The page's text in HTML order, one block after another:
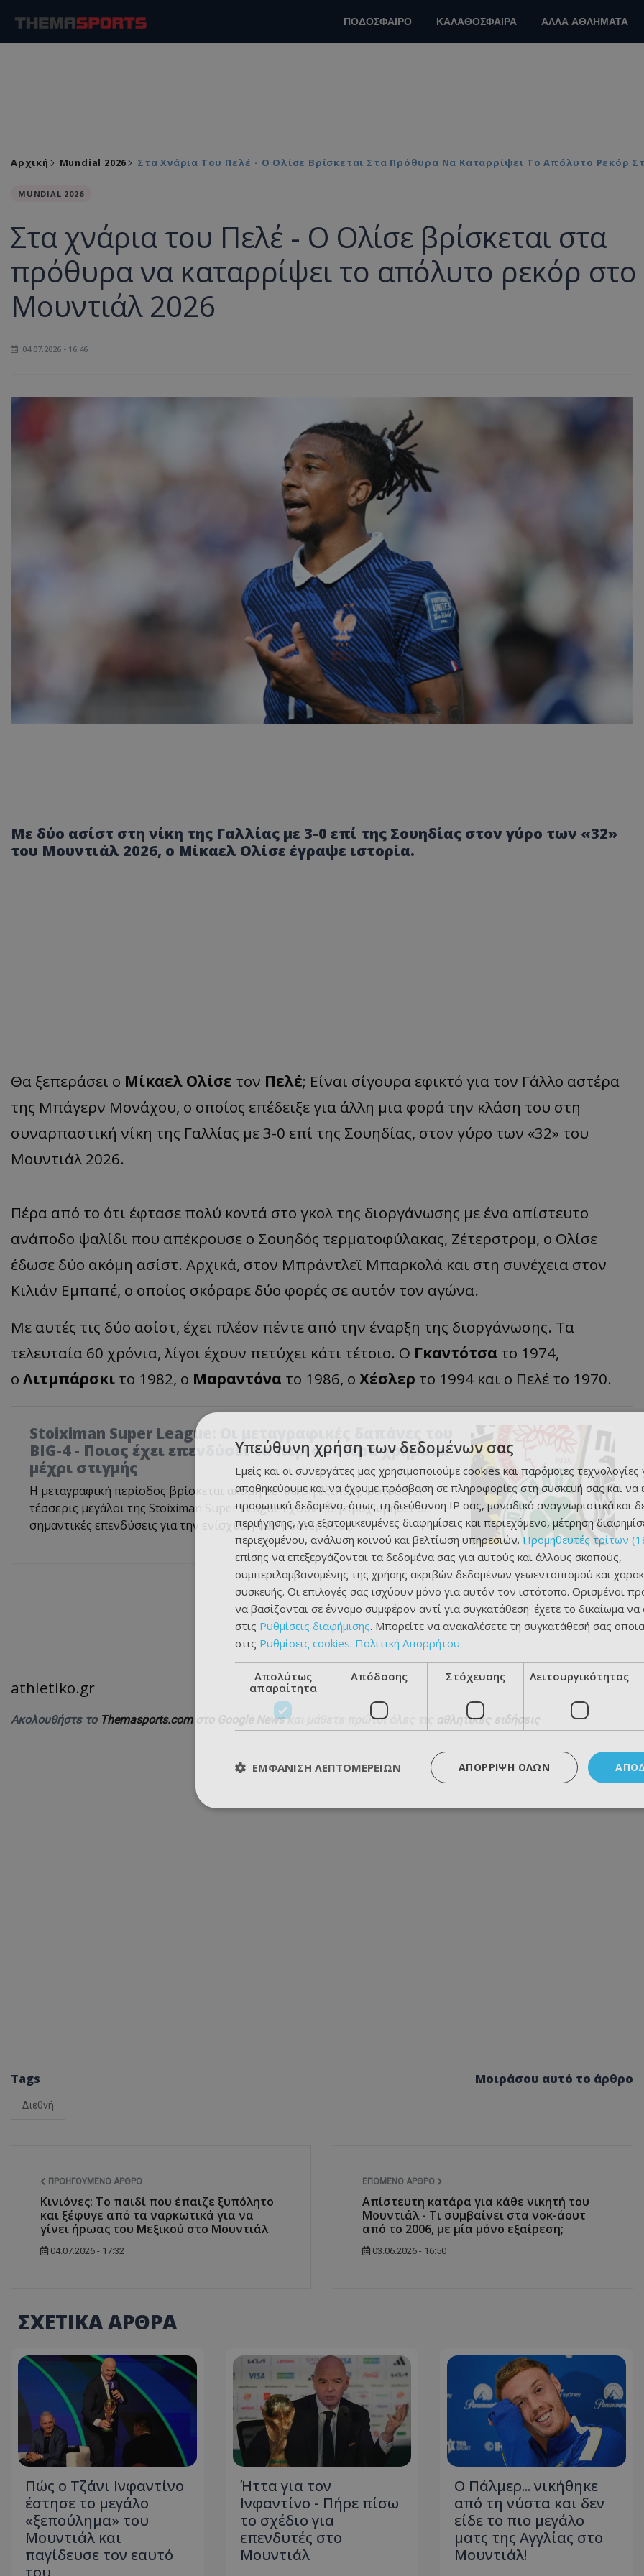
ΠΟΔΟΣΦΑΙΡΟ ΚΑΛΑΘΟΣΦΑΙΡΑ ΑΛΛΑ ΑΘΛΗΜΑΤΑ
Αρχική Mundial 2026 Στα Χνάρια Του Πελέ - Ο Ολίσε Βρίσκεται Στα Πρόθυρα Να Καταρρίψει Το Απόλυτο Ρεκόρ
MUNDIAL 2026
Στα χνάρια του Πελέ - Ο Ολίσε βρίσκεται στα
πρόθυρα να καταρρίψει το απόλυτο ρεκόρ στο
Μουντιάλ 2026
04.07.2026 - 16:46
Με δύο ασίστ στη νίκη της Γαλλίας με 3-0 επί της Σουηδίας στον γύρο των «32»
του Μουντιάλ 2026, ο Μίκαελ Ολίσε έγραψε ιστορία.
Θα ξεπεράσει ο Μίκαελ Ολίσε τον Πελέ; Είναι σίγουρα εφικτό για τον Γάλλο αστέρα
της Μπάγερν Μονάχου, ο οποίος επέδειξε για άλλη μια φορά την κλάση του στη
συναρπαστική νίκη της Γαλλίας με 3-0 επί της Σουηδίας, στον γύρο των «32» του
Μουντιάλ 2026.
Πέρα από το ότι έφτασε πολύ κοντά στο γκολ της διοργάνωσης με ένα απίστευτο
ανάποδο ψαλίδι που απέκρουσε ο Σουηδός τερματοφύλακας, Ζέτερστρομ, ο Ολίσε
έδωσε δύο ακόμη ασίστ. Αρχικά, στον Μπράντλεϊ Μπαρκολά και στη συνέχεια στον
Κιλιάν Εμπαπέ, ο οποίος σκόραρε δύο φορές σε αυτόν τον αγώνα.
Με αυτές τις δύο ασίστ, έχει πλέον πέντε από την έναρξη της διοργάνωσης. Τα
τελευταία 60 χρόνια, λίγοι έχουν πετύχει κάτι τέτοιο. Ο Γκαντότσα το 1974,
ο Λιτμπάρσκι το 1982, ο Μαραντόνα το 1986, ο Χέσλερ το 1994 και ο Πελέ το 1970.
Stoiximan Super League: Οι μεταγραφικές δαπάνες του
BIG-4 - Ποιος έχει επενδύσει τα περισσότερα χρήματα
μέχρι στιγμής
Η μεταγραφική περίοδος βρίσκεται ακόμη σε πλήρη εξέλιξη, ωστόσο οι
τέσσερις μεγάλοι της Stoiximan Super League έχουν ήδη προχωρήσει σε
σημαντικές επενδύσεις για την ενίσχυση των ρόστερ τους.
athletiko.gr
Ακολουθήστε το Themasports.com στο Google Newsκαι μάθετε πρώτοι όλες τις αθλητικές ειδήσεις
Tags
Διεθνή
Μοιράσου αυτό το άρθρο
ΠΡΟΗΓΟΎΜΕΝΟ ΆΡΘΡΟ
Κινιόνες: Το παιδί που έπαιζε ξυπόλητο
και ξέφυγε από τα ναρκωτικά για να
γίνει ήρωας του Μεξικού στο Μουντιάλ
04.07.2026 - 17:32
ΕΠΌΜΕΝΟ ΆΡΘΡΟ
Απίστευτη κατάρα για κάθε νικητή του
Μουντιάλ - Τι συμβαίνει στα νοκ-άουτ
από το 2006, με μία μόνο εξαίρεση;
03.06.2026 - 16:50
ΣΧΕΤΙΚΑ ΑΡΘΡΑ
Πώς ο Τζάνι Ινφαντίνο
έστησε το μεγάλο
«ξεπούλημα» του
Μουντιάλ και
παγίδευσε τον εαυτό
Ήττα για τον
Ινφαντίνο - Πήρε πίσω
το σχέδιο για
επενδυτές στο
Μουντιάλ
Ο Πάλμερ... νικήθηκε
από τη νύστα και δεν
είδε το πιο μεγάλο
ματς της Αγγλίας στο
Μουντιάλ!
Υπεύθυνη χρήση των δεδομένων σας
Εμείς και οι συνεργάτες μας χρησιμοποιούμε cookies και παρόμοιες τεχνολογίες
αποθηκεύουμε και να έχουμε πρόσβαση σε πληροφορίες στη συσκευή σας και να
προσωπικά δεδομένα, όπως τη διεύθυνση IP σας, μοναδικά αναγνωριστικά και
περιήγησης, για εξατομικευμένες διαφημίσεις και περιεχόμενο, μέτρηση
περιεχομένου, ανάλυση κοινού και βελτίωση υπηρεσιών.Προμηθευτές τρίτων
επίσης να επεξεργάζονται τα δεδομένα σας για αυτούς και άλλους σκοπούς,
συμπεριλαμβανομένης της χρήσης ακριβών δεδομένων γεωεντοπισμού και
συσκευής. Οι επιλογές σας ισχύουν μόνο για αυτόν τον ιστότοπο. Ορισμένοι
να βασίζονται σε έννομο συμφέρον αντί για συγκατάθεση· έχετε το δικαίωμα να
στις Ρυθμίσεις διαφήμισης. Μπορείτε να ανακαλέσετε τη συγκατάθεσή σας
στις Ρυθμίσεις cookies. Πολιτική Απορρήτου
Απολύτως
απαραίτητα
Απόδοσης Στόχευσης Λειτουργικότητας
ΑΠΌΡΡΙΨΗ ΌΛΩΝ
ΕΜΦΆΝΙΣΗ ΛΕΠΤΟΜΕΡΕΙΏΝ